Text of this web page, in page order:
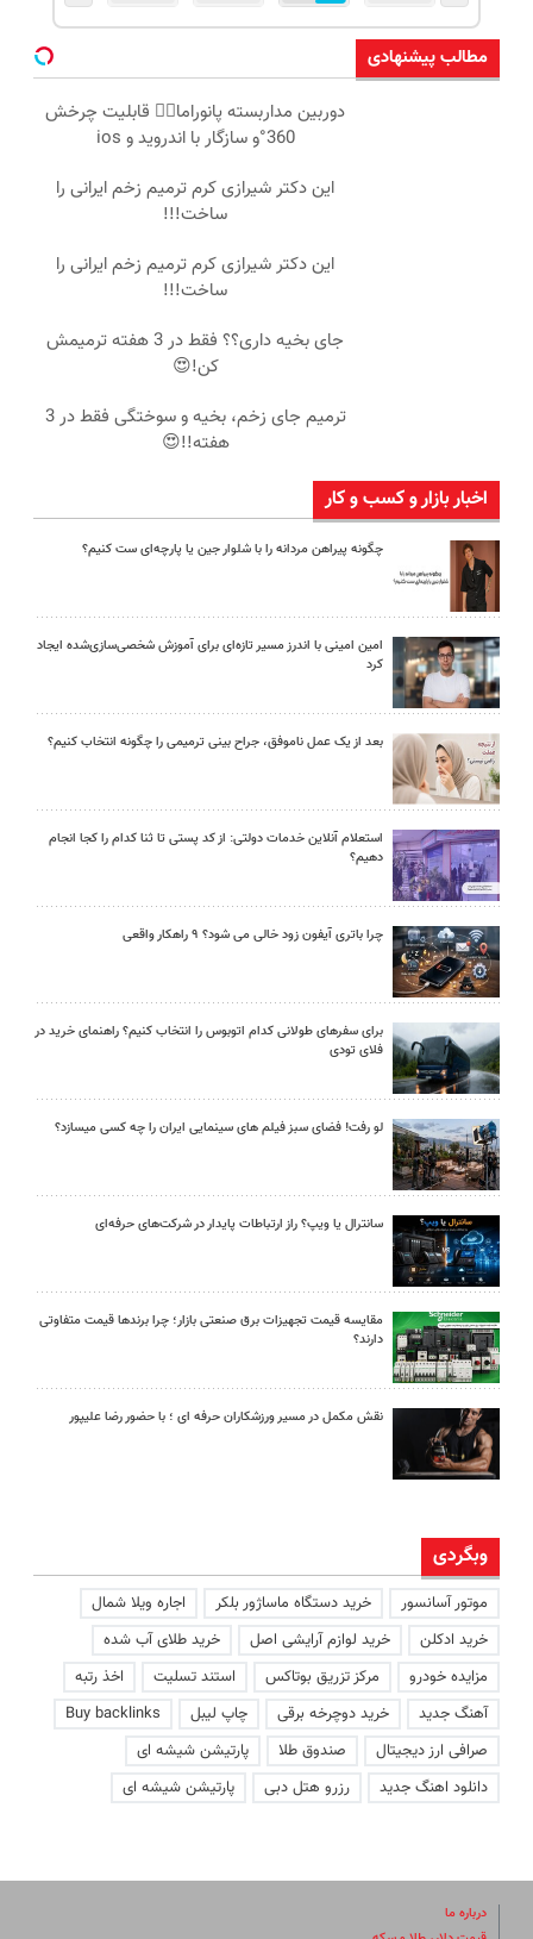
مطالب پیشنهادی
دوربین مداربسته پانوراما👈🏻 قابلیت چرخش
360°و سازگار با اندروید و ios
این دکتر شیرازی کرم ترمیم زخم ایرانی را
ساخت!!!
این دکتر شیرازی کرم ترمیم زخم ایرانی را
ساخت!!!
جای بخیه داری؟؟ فقط در 3 هفته ترمیمش
کن!😍
ترمیم جای زخم، بخیه و سوختگی فقط در 3
هفته!!😍
اخبار بازار و کسب و کار
چگونه پیراهن مردانه را با شلوار جین یا پارچه‌ای ست کنیم؟
امین امینی با اندرز مسیر تازه‌ای برای آموزش شخصی‌سازی‌شده ایجاد
کرد
بعد از یک عمل ناموفق، جراح بینی ترمیمی را چگونه انتخاب کنیم؟
استعلام آنلاین خدمات دولتی: از کد پستی تا ثنا کدام را کجا انجام
دهیم؟
چرا باتری آیفون زود خالی می شود؟ ۹ راهکار واقعی
برای سفرهای طولانی کدام اتوبوس را انتخاب کنیم؟ راهنمای خرید در
فلای تودی
لو رفت! فضای سبز فیلم های سینمایی ایران را چه کسی میسازد؟
سانترال یا ویپ؟ راز ارتباطات پایدار در شرکت‌های حرفه‌ای
مقایسه قیمت تجهیزات برق صنعتی بازار؛ چرا برندها قیمت متفاوتی
دارند؟
نقش مکمل در مسیر ورزشکاران حرفه ای ؛ با حضور رضا علیپور
وبگردی
موتور آسانسور خرید دستگاه ماساژور بلکر
اجاره ویلا شمال
خرید ادکلن
خرید لوازم آرایشی اصل
خرید طلای آب شده
مزایده خودرو
مرکز تزریق بوتاکس استند تسلیت
اخذ رتبه
آهنگ جدید
خرید دوچرخه برقی چاپ لیبل
Buy backlinks
صرافی ارز دیجیتال
صندوق طلا
پارتیشن شیشه ای
دانلود اهنگ جدید
رزرو هتل دبی پارتیشن شیشه ای
درباره ما